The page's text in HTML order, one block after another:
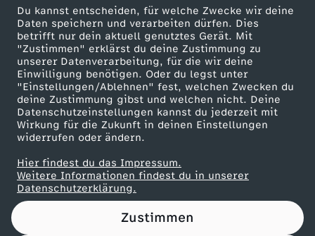
Du kannst entscheiden, für welche Zwecke wir deine
Daten speichern und verarbeiten dürfen. Dies
betrifft nur dein aktuell genutztes Gerät. Mit
"Zustimmen" erklärst du deine Zustimmung zu
unserer Datenverarbeitung, für die wir deine
Einwilligung benötigen. Oder du legst unter
"Einstellungen/Ablehnen" fest, welchen Zwecken du
deine Zustimmung gibst und welchen nicht. Deine
Datenschutzeinstellungen kannst du jederzeit mit
Wirkung für die Zukunft in deinen Einstellungen
widerrufen oder ändern.
Hier findest du das Impressum.
Weitere Informationen findest du in unserer
Datenschutzerklärung.
Zustimmen
d
l
e
r
i
n
ZDF goes Schule
Werbefernsehen
Mainzelmännchen
Partner